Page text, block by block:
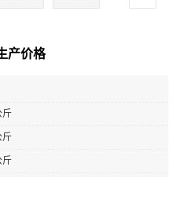
产价格
斤
斤
斤